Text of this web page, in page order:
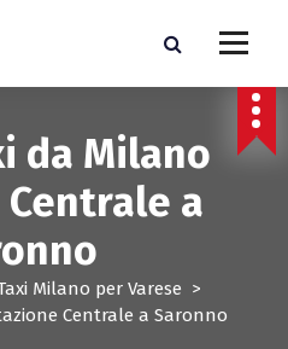
da Milano
a
Milano per Varese >
Centrale a Saronno